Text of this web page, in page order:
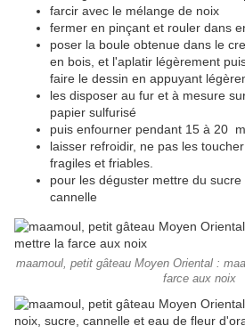
farcir avec le mélange de noix
fermer en pinçant et rouler dans
poser la boule obtenue dans le
en bois, et l'aplatir légèrement
faire le dessin en appuyant
les disposer au fur et à mesure
papier sulfurisé
puis enfourner pendant 15 à 20
laisser refroidir, ne pas les
fragiles et friables.
pour les déguster mettre du
cannelle
maamoul, petit gâteau Moyen Oriental :
farce aux noix